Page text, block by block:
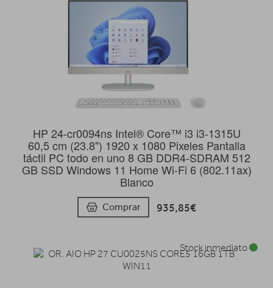
HP 24-cr0094ns Intel® Core™ i3 i3-1315U
60,5 cm (23.8") 1920 x 1080 Pixeles Pantalla
táctil PC todo en uno 8 GB DDR4-SDRAM 512
GB SSD Windows 11 Home Wi-Fi 6 (802.11ax)
Blanco
Comprar 935,85€
Stock inmediato